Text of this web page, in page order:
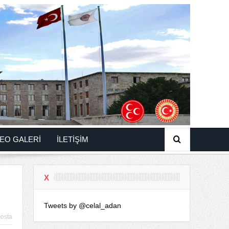
GALERİ İLETİŞİM
X
Tweets by @celal_adan